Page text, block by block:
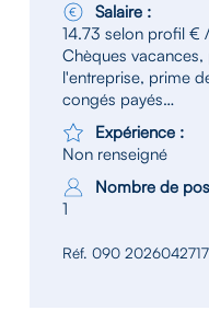
Salaire :
14.73 selon profil €
Chèques
l'entreprise, prime
congés payés…
Expérience :
Non renseigné
Nombre de
1
Réf. 090